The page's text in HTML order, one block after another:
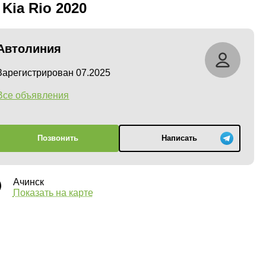
Kia Rio 2020
07.2025
объявления
Позвонить Написать
Ачинск
Показать на карте